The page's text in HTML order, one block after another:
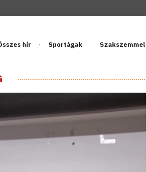
hír Sportágak Szakszemmel